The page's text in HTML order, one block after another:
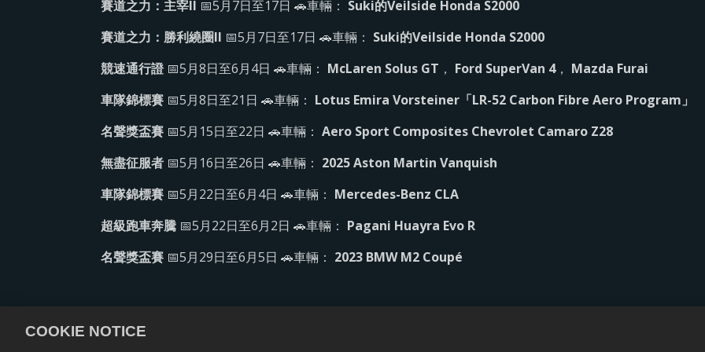
賽道之力：主宰II 📅5月7日至17日 🚗車輛： Suki的Veilside Honda S2000
賽道之力：勝利繞圈II 📅5月7日至17日 🚗車輛： Suki的Veilside Honda S2000
競速通行證📅5月8日至6月4日 🚗車輛： McLaren Solus GT ， Ford SuperVan 4， Mazda Furai
車隊錦標賽 📅5月8日至21日 🚗車輛： Lotus Emira Vorsteiner「LR-52 Carbon Fibre Aero Program」
名聲獎盃賽 📅5月15日至22日 🚗車輛： Aero Sport Composites Chevrolet Camaro Z28
無盡征服者 📅5月16日至26日 🚗車輛： 2025 Aston Martin Vanquish
車隊錦標賽 📅5月22日至6月4日 🚗車輛： Mercedes-Benz CLA
超級跑車奔騰 📅5月22日至6月2日 🚗車輛： Pagani Huayra Evo R
名聲獎盃賽 📅5月29日至6月5日 🚗車輛： 2023 BMW M2 Coupé
COOKIE NOTICE